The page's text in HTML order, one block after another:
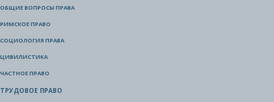
ОБЩИЕ ВОПРОСЫ ПРАВА
РИМСКОЕ ПРАВО
СОЦИОЛОГИЯ ПРАВА
ЦИВИЛИСТИКА
ЧАСТНОЕ ПРАВО
ТРУДОВОЕ ПРАВО